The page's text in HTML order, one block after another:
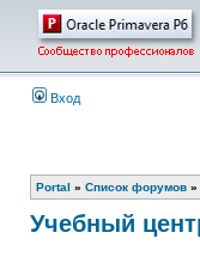
Вход
Portal » Список форумов »
Учебный